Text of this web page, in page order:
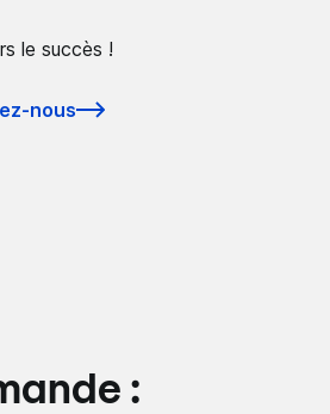
le succès !
nous
: